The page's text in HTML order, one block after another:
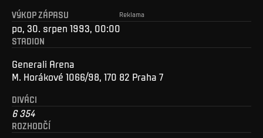
Reklama
VÝKOP ZÁPASU
po, 30. srpen 1993, 00:00
STADION
Generali Arena
M. Horákové 1066/98, 170 82 Praha 7
DIVÁCI
6 354
ROZHODČÍ